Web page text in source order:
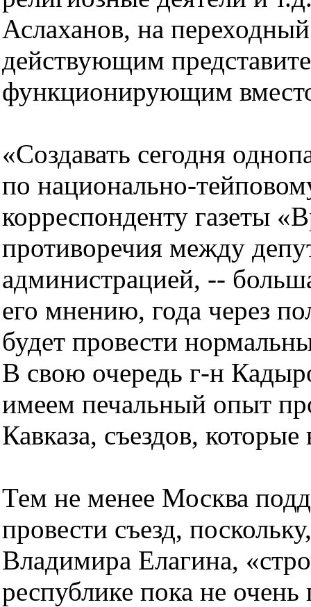
Аслаханов, на
действующим
функционирующим
«Создавать сегодня
по национально-
корреспонденту газеты
противоречия между
администрацией, --
его мнению, года через
будет провести
В свою очередь г-н
имеем печальный опыт
Кавказа, съездов,
Тем не менее Москва
провести съезд,
Владимира Елагина,
республике пока не очень